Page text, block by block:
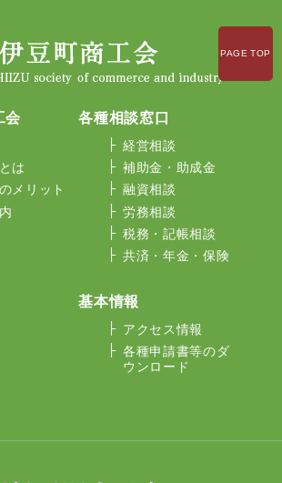
PAGE TOP
会
は
メリット
各種相談窓口
経営相談
補助金・助成金
融資相談
労務相談
税務・記帳相談
共済・年金・保険
基本情報
アクセス情報
各種申請書等のダ
ウンロード